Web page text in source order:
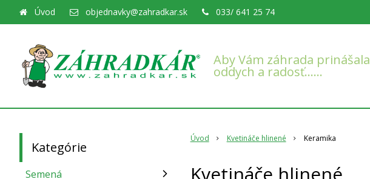
Aby Vám záhrada prinášala
oddych a radosť……
Úvod objednavky@zahradkar.sk 033/ 641 25 74
Úvod Kvetináče hlinené Keramika
Kvetináče hlinené
Kategórie
Semená